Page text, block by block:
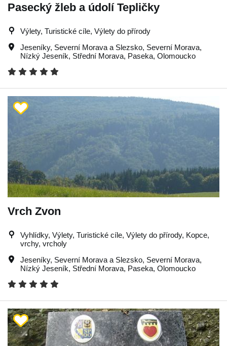
Pasecký žleb a údolí Tepličky
Výlety, Turistické cíle, Výlety do přírody
Jeseníky, Severní Morava a Slezsko, Severní Morava,
Nízký Jeseník, Střední Morava, Paseka, Olomoucko
Vrch Zvon
Vyhlídky, Výlety, Turistické cíle, Výlety do přírody, Kopce,
vrchy, vrcholy
Jeseníky, Severní Morava a Slezsko, Severní Morava,
Nízký Jeseník, Střední Morava, Paseka, Olomoucko